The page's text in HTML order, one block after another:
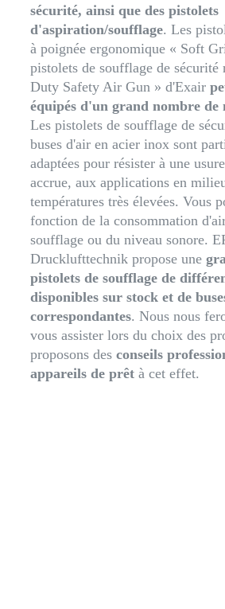
sécurité, ainsi que des pistolets
d'aspiration/soufflage. Les
à poignée ergonomique « Soft
pistolets de soufflage de sécurité
Duty Safety Air Gun » d'Exair
équipés d'un grand nombre de
Les pistolets de soufflage de
buses d'air en acier inox sont
adaptées pour résister à une
accrue, aux applications en
températures très élevées. Vous
fonction de la consommation
soufflage ou du niveau sonore.
Drucklufttechnik propose une
pistolets de soufflage de
disponibles sur stock et de
correspondantes. Nous nous
vous assister lors du choix des
proposons des conseils
appareils de prêt à cet effet.